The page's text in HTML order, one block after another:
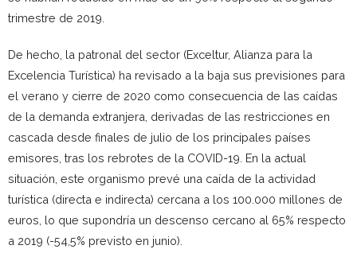
trimestre de 2019.
De hecho, la patronal del sector (Exceltur, Alianza para la
Excelencia Turística) ha revisado a la baja sus previsiones para
el verano y cierre de 2020 como consecuencia de las caídas
de la demanda extranjera, derivadas de las restricciones en
cascada desde finales de julio de los principales países
emisores, tras los rebrotes de la COVID-19. En la actual
situación, este organismo prevé una caída de la actividad
turística (directa e indirecta) cercana a los 100.000 millones de
euros, lo que supondría un descenso cercano al 65% respecto
a 2019 (-54,5% previsto en junio).